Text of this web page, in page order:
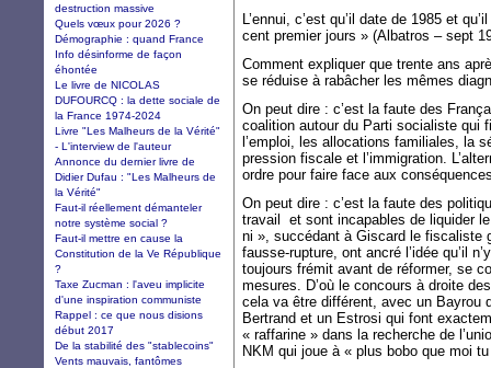
L’ennui, c’est qu’il date de 1985 et
cent premier jours » (Albatros – sept
Comment expliquer que trente ans
se réduise à rabâcher les mêmes
On peut dire : c’est la faute des
coalition autour du Parti socialiste qui
l’emploi, les allocations familiales, la
pression fiscale et l’immigration.
ordre pour faire face aux
On peut dire : c’est la faute des
travail et sont incapables de liquider
ni », succédant à Giscard le fiscaliste
fausse-rupture, ont ancré l’idée qu’il
toujours frémit avant de réformer, se
mesures. D’où le concours à droite
cela va être différent, avec un Bayrou
Bertrand et un Estrosi qui font
« raffarine » dans la recherche de
NKM qui joue à « plus bobo que moi
destruction massive
Quels vœux pour 2026 ?
Démographie : quand France
Info désinforme de façon
éhontée
Le livre de NICOLAS
DUFOURCQ : la dette sociale de
la France 1974-2024
Livre "Les Malheurs de la Vérité"
- L'interview de l'auteur
Annonce du dernier livre de
Didier Dufau : "Les Malheurs de
la Vérité"
Faut-il réellement démanteler
notre système social ?
Faut-il mettre en cause la
Constitution de la Ve République
?
Taxe Zucman : l'aveu implicite
d'une inspiration communiste
Rappel : ce que nous disions
début 2017
De la stabilité des "stablecoins"
Vents mauvais, fantômes